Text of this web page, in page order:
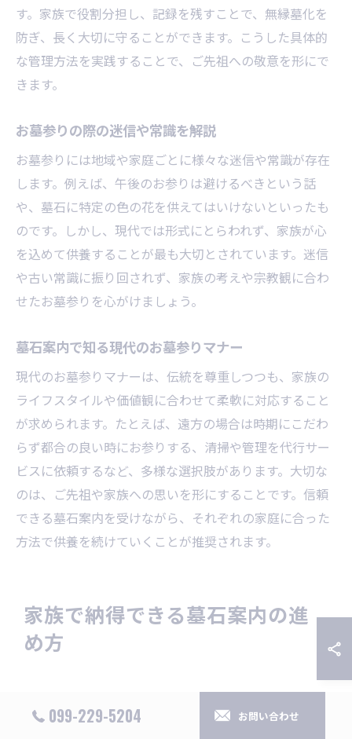
す。家族で役割分担し、記録を残すことで、無縁墓化を
防ぎ、長く大切に守ることができます。こうした具体的
な管理方法を実践することで、ご先祖への敬意を形にで
きます。
お墓参りの際の迷信や常識を解説
お墓参りには地域や家庭ごとに様々な迷信や常識が存在
します。例えば、午後のお参りは避けるべきという話
や、墓石に特定の色の花を供えてはいけないといったも
のです。しかし、現代では形式にとらわれず、家族が心
を込めて供養することが最も大切とされています。迷信
や古い常識に振り回されず、家族の考えや宗教観に合わ
せたお墓参りを心がけましょう。
墓石案内で知る現代のお墓参りマナー
現代のお墓参りマナーは、伝統を尊重しつつも、家族の
ライフスタイルや価値観に合わせて柔軟に対応すること
が求められます。たとえば、遠方の場合は時期にこだわ
らず都合の良い時にお参りする、清掃や管理を代行サー
ビスに依頼するなど、多様な選択肢があります。大切な
のは、ご先祖や家族への思いを形にすることです。信頼
できる墓石案内を受けながら、それぞれの家庭に合った
方法で供養を続けていくことが推奨されます。
家族で納得できる墓石案内の進
め方
家族の意見を尊重した墓石案内の進め方
墓石案内を進める際は、家族それぞれの意見や価値観を
099-229-5204 お問い合わせ